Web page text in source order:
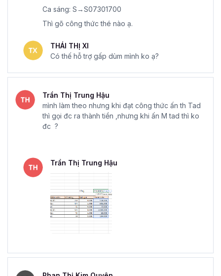
Ca sáng: S→S07301700
Thì gõ công thức thé nào ạ.
THÁI THỊ XI
Có thế hỗ trợ gấp dùm mình ko ạ?
Trần Thị Trung Hậu
mình làm theo nhưng khi đạt công thức ấn th Tad
thì gọi đc ra thành tiền ,nhưng khi ấn M tad thì ko
đc ?
Trần Thị Trung Hậu